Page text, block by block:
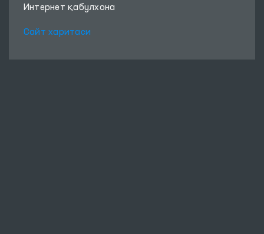
Интернет қабулхона
Сайт харитаси